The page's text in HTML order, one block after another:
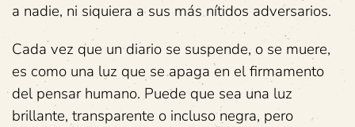
a nadie, ni siquiera a sus más nítidos adversarios.
Cada vez que un diario se suspende, o se muere,
es como una luz que se apaga en el firmamento
del pensar humano. Puede que sea una luz
brillante, transparente o incluso negra, pero